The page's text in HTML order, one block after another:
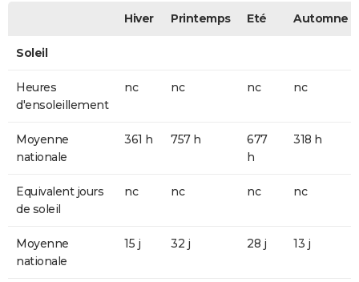
Hiver Printemps Eté Automne
Soleil
Heures
d'ensoleillement
nc nc nc nc
Moyenne
nationale
361 h 757 h
677
h
318 h
Equivalent jours
de soleil
nc nc nc nc
Moyenne
nationale
15 j 32 j 28 j 13 j